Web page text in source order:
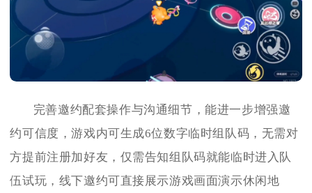
完善邀约配套操作与沟通细节，能进一步增强邀
约可信度，游戏内可生成6位数字临时组队码，无需对
方提前注册加好友，仅需告知组队码就能临时进入队
伍试玩，线下邀约可直接展示游戏画面演示休闲地